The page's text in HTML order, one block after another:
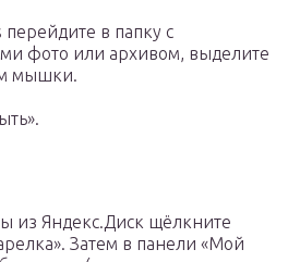
в папку с
фото или архивом, выделите
мышки.
из Яндекс.Диск щёлкните
Затем в панели «Мой